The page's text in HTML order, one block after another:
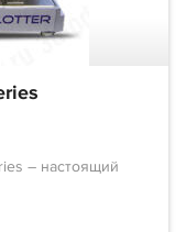
– настоящий